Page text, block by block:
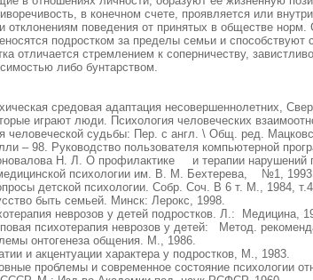
в конечном счете, проявляется или
отклонениям поведения от принятых в обществе
подростком за пределы семьи и способствуют
отличается стремлением к соперничеству,
либо бунтарством.
средовая адаптация несовершеннолетних,
играют люди. Психология человеческих
человеческой судьбы: Пер. с англ. \ Общ. ред.
98. Руководство пользователя компьютерной
Н. Л. О профилактике и терапии нарушений
психологии им. В. М. Бехтерева, №1,
детской психологии. Собр. Соч. В 6 т. М., 1984,
быть семьей. Минск: Лерокс, 1998.
неврозов у детей подростков. Л.: Медицина,
психотерапия неврозов у детей: Метод.
онтогенеза общения. М., 1986.
и акцентуации характера у подростков, М., 1983.
проблемы и современное состояние психологии